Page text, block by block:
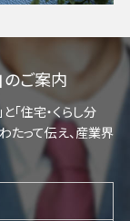
のご案内
「住宅・くらし分
たって伝え、産業界